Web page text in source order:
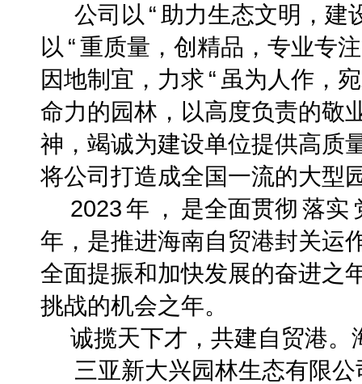
公司以 “ 助力生态文明，建
以 “重质量，创精品，专业专
因地制宜，力求 “ 虽为人作，
命力的园林，以高度负责的敬
神，竭诚为建设单位提供高质
将公司打造成全国一流的大型
2023年 ， 是全面贯彻 落实
年，是推进海南自贸港封关运
全面提振和加快发展的奋进之
挑战的机会之年。
诚揽天下才，共建自贸港
三亚新大兴园林生态有限公